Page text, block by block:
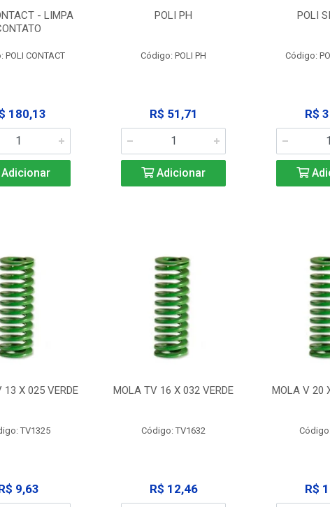
- LIMPA
POLI CONTACT
180,13
POLI PH
Código: POLI PH
R$ 51,71
Adicionar
POLI
Código:
R$
13 X 025 VERDE
TV1325
9,63
MOLA TV 16 X 032 VERDE
Código: TV1632
R$ 12,46
MOLA V 20
R$